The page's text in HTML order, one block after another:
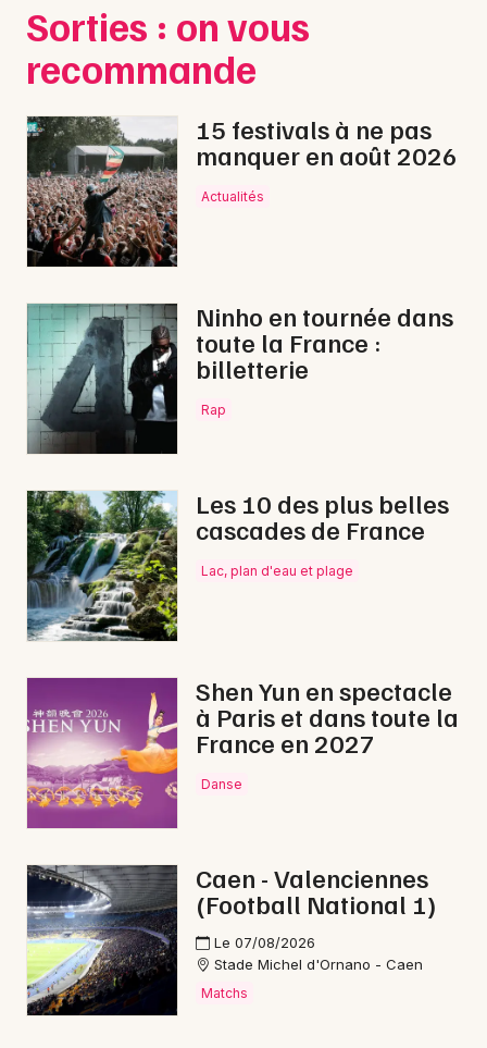
Sorties : on vous
recommande
15 festivals à ne pas
manquer en août 2026
Actualités
Ninho en tournée dans
toute la France :
billetterie
Rap
Les 10 des plus belles
cascades de France
Lac, plan d'eau et plage
Shen Yun en spectacle
à Paris et dans toute la
France en 2027
Danse
Caen - Valenciennes
(Football National 1)
Le 07/08/2026
Stade Michel d'Ornano - Caen
Matchs